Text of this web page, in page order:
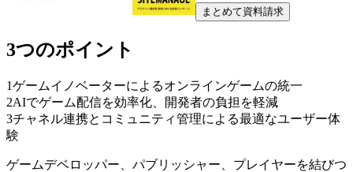
まとめて資料請求
3つのポイント
1ゲームイノベーターによるオンラインゲームの統一
2AIでゲーム配信を効率化、開発者の負担を軽減
3チャネル連携とコミュニティ管理による最適なユーザー体
験
ゲームデベロッパー、パブリッシャー、プレイヤーを結びつ